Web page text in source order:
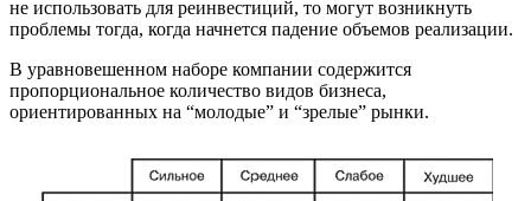
не использовать для реинвестиций, то могут возникнуть
проблемы тогда, когда начнется падение объемов реализации.
В уравновешенном наборе компании содержится
пропорциональное количество видов бизнеса,
ориентированных на “молодые” и “зрелые” рынки.